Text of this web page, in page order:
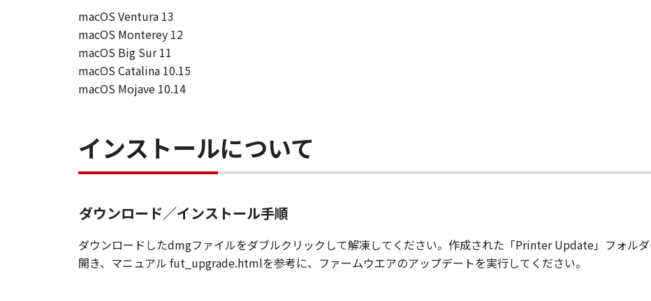
る損害（逸失利益及びその他の派生的または付随的な損害を含むがこれらに限定されない）について、
す。例え、キヤノン、キヤノンの関連会社、それらの販売代理店及び販売店がかかる損害の可能性につ
です。
(3) キヤノン、キヤノンの関連会社、それらの販売代理店及び販売店は、「本ソフトウエア」の使用に起
者との間に生じたいかなる紛争についても、一切責任を負わないものとします。
(4) 以上が、「本ソフトウエア」に関するキヤノン、キヤノンの関連会社、それらの販売代理店及び販売
お客様は、日本国政府または関連する外国政府より必要な認可等を得ることなしに「本ソフトウエア」
間接に輸出してはなりません。
契約期間
ます。
(3) キヤノンは、お客様が本契約のいずれかの条項に違反した場合、直ちに本契約を終了させることがで
(4) お客様は、上記(3)による本契約の終了後直ちに、「本ソフトウエア」及びその複製物のすべてを廃棄
macOS Ventura 13
macOS Monterey 12
macOS Big Sur 11
macOS Catalina 10.15
macOS Mojave 10.14
インストールについて
ダウンロード／インストール手順
ダウンロードしたdmgファイルをダブルクリックして解凍してください。作成された「Printer Update」フォル
開き、マニュアル fut_upgrade.htmlを参考に、ファームウエアのアップデートを実行してください。